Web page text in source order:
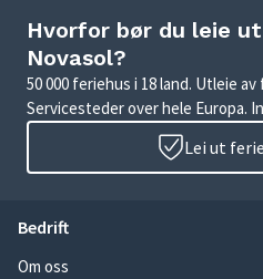
Hvorfor bør du leie
Novasol?
50 000 feriehus i 18 land. Utleie
Servicesteder over hele Europa.
Lei ut
Bedrift
Om oss